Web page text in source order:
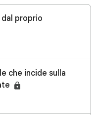
proprio
che incide sulla